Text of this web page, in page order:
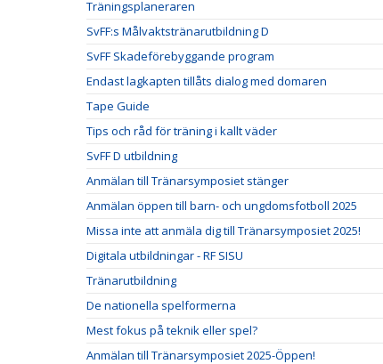
Träningsplaneraren
SvFF:s Målvaktstränarutbildning D
SvFF Skadeförebyggande program
Endast lagkapten tillåts dialog med domaren
Tape Guide
Tips och råd för träning i kallt väder
SvFF D utbildning
Anmälan till Tränarsymposiet stänger
Anmälan öppen till barn- och ungdomsfotboll 2025
Missa inte att anmäla dig till Tränarsymposiet 2025!
Digitala utbildningar - RF SISU
Tränarutbildning
De nationella spelformerna
Mest fokus på teknik eller spel?
Anmälan till Tränarsymposiet 2025-Öppen!